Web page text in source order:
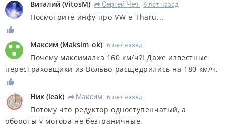
Виталий (VitosM) R Сергей Чеч 6 лет назад
Посмотрите инфу про VW e-Tharu...
Максим (Maksim_ok) 6 лет назад
Почему максималка 160 км/ч?! Даже известные
перестраховщики из Вольво расщедрились на 180 км/ч.
Ник (leak) R Максим 6 лет назад
Потому что редуктор одноступенчатый, а
обороты у мотора не безграничные.